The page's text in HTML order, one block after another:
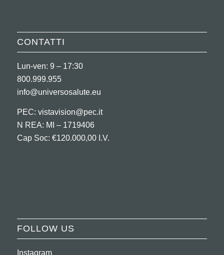
CONTATTI
Lun-ven: 9 – 17:30
800.999.955
info@universosalute.eu
PEC: vistavision@pec.it
N REA: MI – 1719406
Cap Soc: €120.000,00 I.V.
FOLLOW US
Instagram